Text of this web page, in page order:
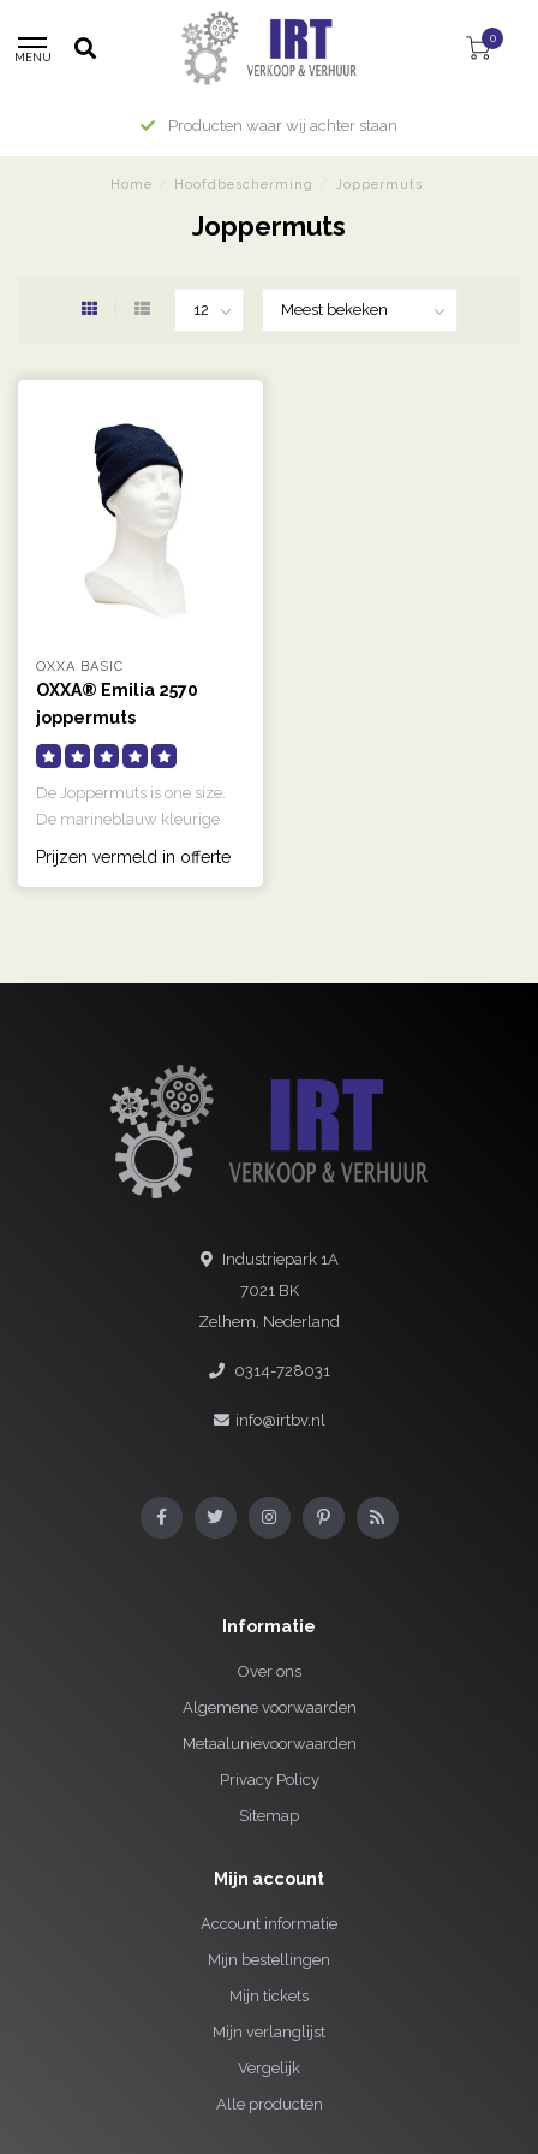
MENU
0
Producten waar wij achter staan
Home Hoofdbescherming Joppermuts
Joppermuts
OXXA BASIC
OXXA® Emilia 2570
joppermuts
De Joppermuts is one size.
De marineblauw kleurige
acry..
Prijzen vermeld in offerte
Industriepark 1A
7021 BK
Zelhem, Nederland
0314-728031
info@irtbv.nl
Informatie
Over ons
Algemene voorwaarden
Metaalunievoorwaarden
Privacy Policy
Sitemap
Mijn account
Account informatie
Mijn bestellingen
Mijn tickets
Mijn verlanglijst
Vergelijk
Alle producten